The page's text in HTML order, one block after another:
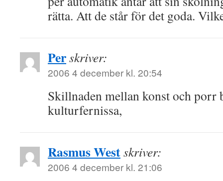
rätta. Att de står för det goda.
Perskriver:
2006 4 december kl. 20:54
Skillnaden mellan konst och porr
kulturfernissa,
Rasmus Westskriver:
2006 4 december kl. 21:06